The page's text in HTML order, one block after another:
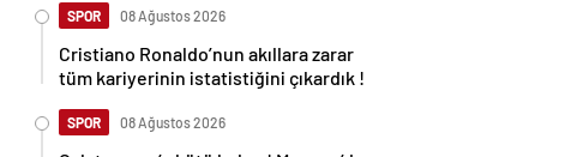
SPOR 08 Ağustos 2026
Cristiano Ronaldo’nun akıllara zarar
tüm kariyerinin istatistiğini çıkardık !
SPOR 08 Ağustos 2026